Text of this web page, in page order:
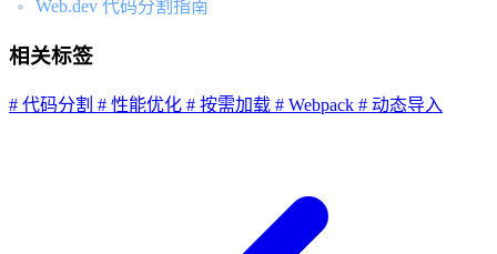
Web.dev 代码分割指南
相关标签
# 代码分割 # 性能优化 # 按需加载 # Webpack # 动态导入